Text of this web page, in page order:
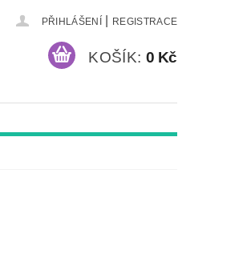
PŘIHLÁŠENÍ REGISTRACE
KOŠÍK: 0 Kč